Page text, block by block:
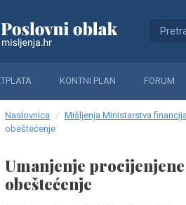
KONTNI PLAN FORUM
Naslovnica Mišljenja Ministarstva financija
obeštećenje
Umanjenje
obeštećenje